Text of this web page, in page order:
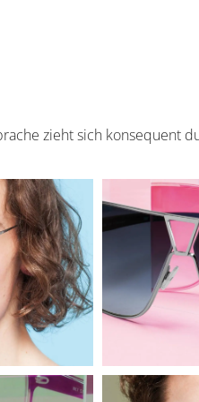
zieht sich konsequent